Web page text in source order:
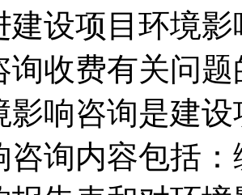
建设项目环境
询收费有关问
影响咨询是建
咨询内容包括